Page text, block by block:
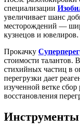
специализации
увеличивает шанс
месторождений —
кузнецов и ювелиров.
Прокачку
стоимости талантов.
стихийных частиц в
перегрузки дает
изученной ветке
восстановления
Инструменты